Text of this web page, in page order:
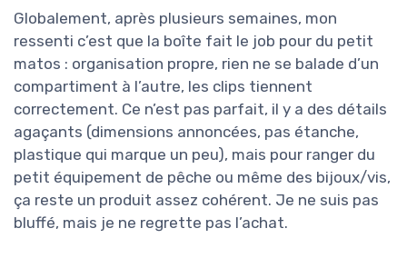
Globalement, après plusieurs semaines, mon
ressenti c’est que la boîte fait le job pour du petit
matos : organisation propre, rien ne se balade d’un
compartiment à l’autre, les clips tiennent
correctement. Ce n’est pas parfait, il y a des détails
agaçants (dimensions annoncées, pas étanche,
plastique qui marque un peu), mais pour ranger du
petit équipement de pêche ou même des bijoux/vis,
ça reste un produit assez cohérent. Je ne suis pas
bluffé, mais je ne regrette pas l’achat.